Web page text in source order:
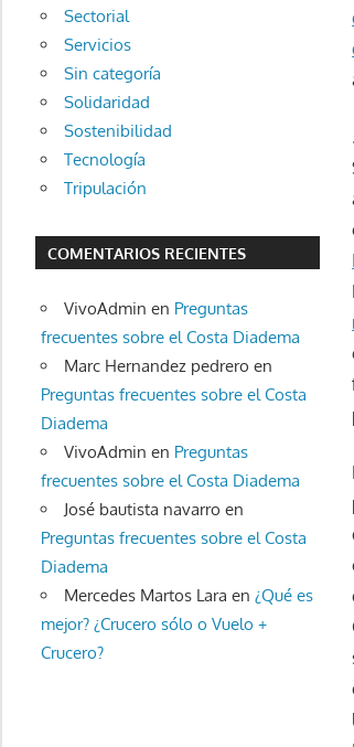
Sectorial
Servicios
Sin categoría
Solidaridad
Sostenibilidad
Tecnología
Tripulación
COMENTARIOS RECIENTES
VivoAdmin en Preguntas
frecuentes sobre el Costa Diadema
Marc Hernandez pedrero en
Preguntas frecuentes sobre el Costa
Diadema
VivoAdmin en Preguntas
frecuentes sobre el Costa Diadema
José bautista navarro en
Preguntas frecuentes sobre el Costa
Diadema
Mercedes Martos Lara en ¿Qué es
mejor? ¿Crucero sólo o Vuelo +
Crucero?